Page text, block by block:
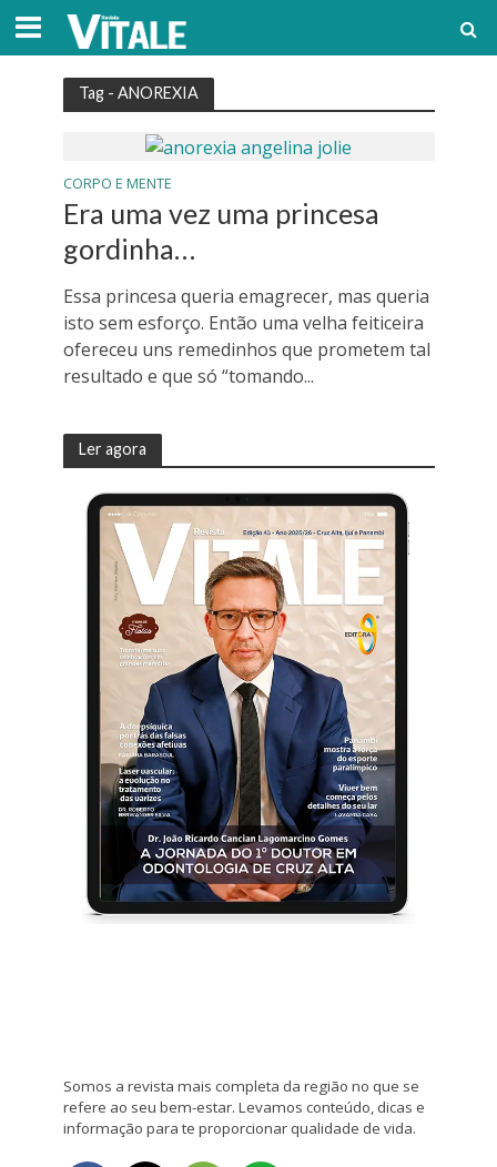
Tag - ANOREXIA
CORPO E MENTE
Era uma vez uma princesa
gordinha…
Essa princesa queria emagrecer, mas queria
isto sem esforço. Então uma velha feiticeira
ofereceu uns remedinhos que prometem tal
resultado e que só “tomando...
Ler agora
Somos a revista mais completa da região no que se
refere ao seu bem-estar. Levamos conteúdo, dicas e
informação para te proporcionar qualidade de vida.